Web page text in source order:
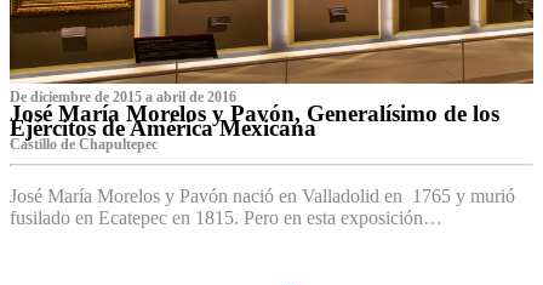
De diciembre de 2015 a abril de 2016
José María Morelos y Pavón, Generalísimo de los
Ejércitos de América Mexicana
C‌astillo de Chapultepec
José María Morelos y Pavón nació en Valladolid en 1765 y murió
fusilado en Ecatepec en 1815. Pero en esta exposición…